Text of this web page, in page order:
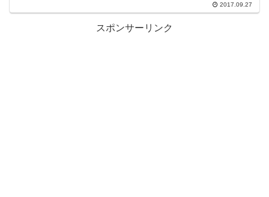
2017.09.27
スポンサーリンク